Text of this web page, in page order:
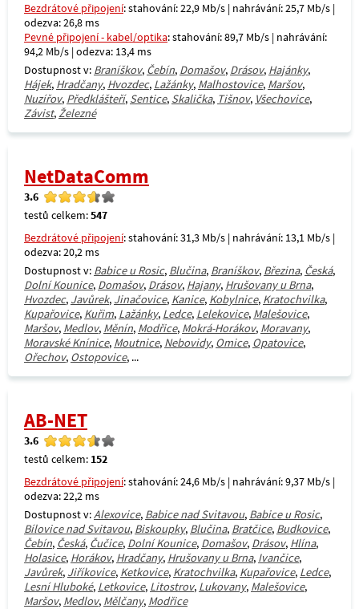
Bezdrátové připojení: stahování: 22,9 Mb/s | nahrávání: 25,7 Mb/s |
odezva: 26,8 ms
Pevné připojení - kabel/optika: stahování: 89,7 Mb/s | nahrávání:
94,2 Mb/s | odezva: 13,4 ms
Dostupnost v: Braníškov, Čebín, Domašov, Drásov, Hajánky,
Hájek, Hradčany, Hvozdec, Lažánky, Malhostovice, Maršov,
Nuzířov, Předklášteří, Sentice, Skalička, Tišnov, Všechovice,
Závist,Železné
NetDataComm
3.6
testů celkem:547
Bezdrátové připojení: stahování: 31,3 Mb/s | nahrávání: 13,1 Mb/s |
odezva: 20,2 ms
Dostupnost v: Babice u Rosic, Blučina, Braníškov, Březina, Česká,
Dolní Kounice, Domašov, Drásov, Hajany, Hrušovany u Brna,
Hvozdec, Javůrek, Jinačovice, Kanice, Kobylnice, Kratochvilka,
Kupařovice, Kuřim, Lažánky, Ledce, Lelekovice, Malešovice,
Maršov, Medlov, Měnín, Modřice, Mokrá-Horákov, Moravany,
Moravské Knínice, Moutnice, Nebovidy, Omice, Opatovice,
Ořechov, Ostopovice, ...
AB-NET
3.6
testů celkem: 152
Bezdrátové připojení: stahování: 24,6 Mb/s | nahrávání: 9,37 Mb/s |
odezva: 22,2 ms
Dostupnost v:Alexovice, Babice nad Svitavou, Babice u Rosic,
Bílovice nad Svitavou, Biskoupky, Blučina, Bratčice, Budkovice,
Čebín, Česká, Čučice, Dolní Kounice, Domašov, Drásov, Hlína,
Holasice, Horákov, Hradčany, Hrušovany u Brna, Ivančice,
Javůrek, Jiříkovice, Ketkovice, Kratochvilka, Kupařovice, Ledce,
Lesní Hluboké, Letkovice, Litostrov, Lukovany, Malešovice,
Maršov, Medlov, Mělčany, Modřice